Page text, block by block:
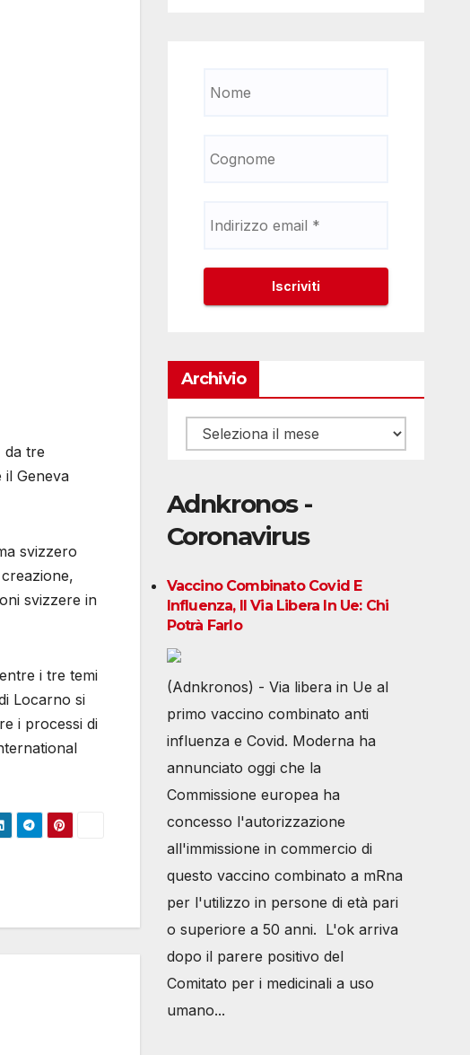
da tre
il Geneva
svizzero
svizzere in
i tre temi
Locarno si
i processi di
Archivio
Archivio
Adnkronos -
Coronavirus
Vaccino Combinato Covid E
Influenza, Il Via Libera In Ue: Chi
Potrà Farlo
(Adnkronos) - Via libera in Ue al
primo vaccino combinato anti
influenza e Covid. Moderna ha
annunciato oggi che la
Commissione europea ha
concesso l'autorizzazione
all'immissione in commercio di
questo vaccino combinato a mRna
per l'utilizzo in persone di età pari
o superiore a 50 anni. L'ok arriva
dopo il parere positivo del
Comitato per i medicinali a uso
umano...